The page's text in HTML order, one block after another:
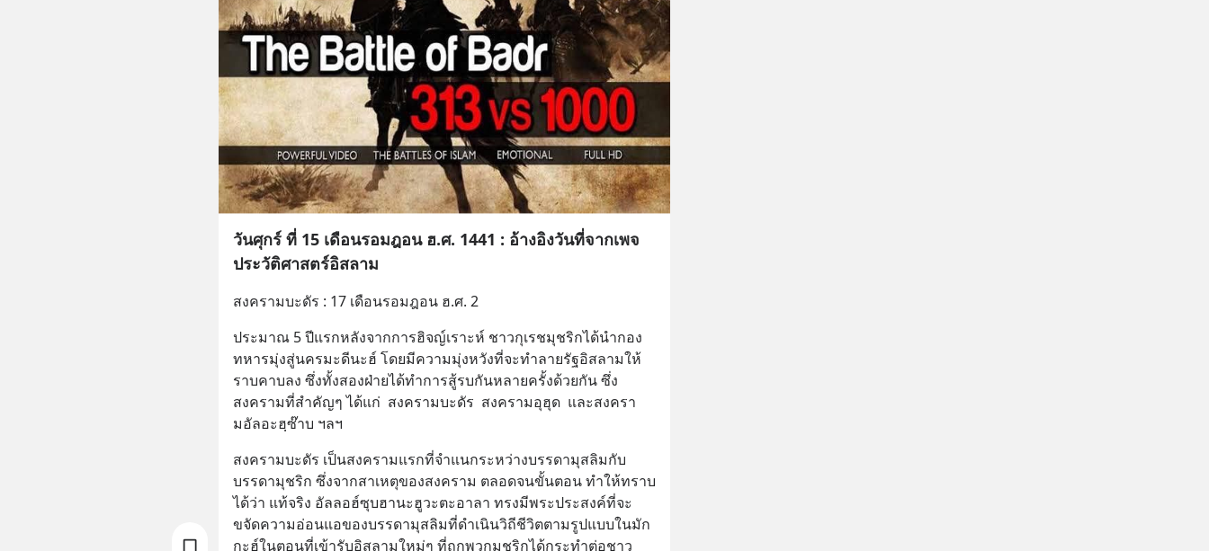
วันศุกร์ ที่ 15 เดือนรอมฎอน ฮ.ศ. 1441 : อ้างอิงวันที่จากเพจ
ประวัติศาสตร์อิสลาม
สงครามบะดัร : 17 เดือนรอมฎอน ฮ.ศ. 2
ประมาณ 5 ปีแรกหลังจากการฮิจญ์เราะห์ ชาวกุเรชมุชริกได้นำกอง
ทหารมุ่งสู่นครมะดีนะฮ์ โดยมีความมุ่งหวังที่จะทำลายรัฐอิสลามให้
ราบคาบลง ซึ่งทั้งสองฝ่ายได้ทำการสู้รบกันหลายครั้งด้วยกัน ซึ่ง
สงครามที่สำคัญๆ ได้แก่  สงครามบะดัร  สงครามอุฮุด  และสงครา
มอัลอะฮฺซ๊าบ ฯลฯ
สงครามบะดัร เป็นสงครามแรกที่จำแนกระหว่างบรรดามุสลิมกับ
บรรดามุชริก ซึ่งจากสาเหตุของสงคราม ตลอดจนขั้นตอน ทำให้ทราบ
ได้ว่า แท้จริง อัลลอฮ์ซุบฮานะฮูวะตะอาลา ทรงมีพระประสงค์ที่จะ
ขจัดความอ่อนแอของบรรดามุสลิมที่ดำเนินวิถีชีวิตตามรูปแบบในมัก
กะฮ์ในตอนที่เข้ารับอิสลามใหม่ๆ ที่ถูกพวกมุชริกได้กระทำต่อชาว